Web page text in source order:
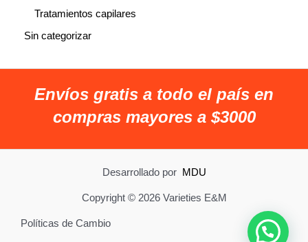
Tratamientos capilares
Sin categorizar
Envíos gratis a todo el país en
compras mayores a $3000
Desarrollado por MDU
Copyright © 2026 Varieties E&M
Políticas de Cambio